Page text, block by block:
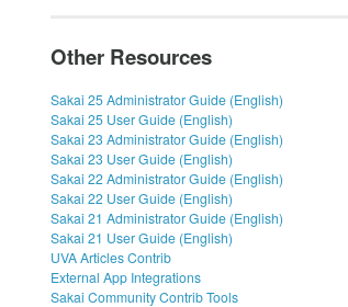
Other Resources
Sakai 25 Administrator Guide (English)
Sakai 25 User Guide (English)
Sakai 23 Administrator Guide (English)
Sakai 23 User Guide (English)
Sakai 22 Administrator Guide (English)
Sakai 22 User Guide (English)
Sakai 21 Administrator Guide (English)
Sakai 21 User Guide (English)
UVA Articles Contrib
External App Integrations
Sakai Community Contrib Tools